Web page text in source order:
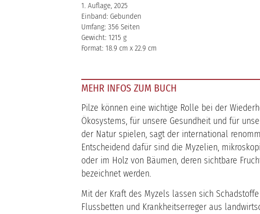
1. Auflage, 2025
Einband: Gebunden
Umfang: 356 Seiten
Gewicht: 1215 g
Format: 18.9 cm x 22.9 cm
MEHR INFOS ZUM BUCH
Pilze können eine wichtige Rolle bei der
Ökosystems, für unsere Gesundheit und für
der Natur spielen, sagt der international
Entscheidend dafür sind die Myzelien,
oder im Holz von Bäumen, deren sichtbare
bezeichnet werden.
Mit der Kraft des Myzels lassen sich
Flussbetten und Krankheitserreger aus